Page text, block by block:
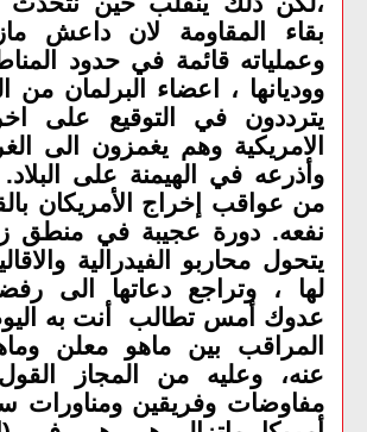
بقاء المقاومة لان داعش
وعملياته قائمة في حدود
ووديانها ، اعضاء البرلمان من
يترددون في التوقيع على
الامريكية وهم يغمزون الى
وأذرعه في الهيمنة على
من عواقب إخراج الأمريكان
نفعه. دورة عجيبة في منطق
يتحول محاربو الفيدرالية
لها ، وتراجع دعاتها الى
عدوك أمس تطالب أنت به
المراقب بين ماهو معلن
عنه، وعليه من المجاز
مفاوضات وفريقين ومناورات